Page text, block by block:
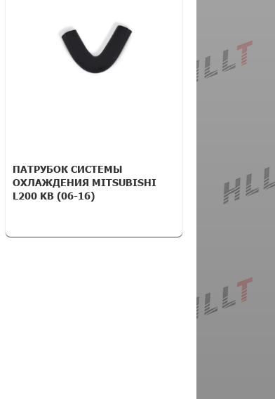
ПАТРУБОК СИСТЕМЫ
ОХЛАЖДЕНИЯ MITSUBISHI
L200 KB (06-16)